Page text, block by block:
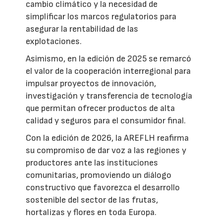
cambio climático y la necesidad de
simplificar los marcos regulatorios para
asegurar la rentabilidad de las
explotaciones.
Asimismo, en la edición de 2025 se remarcó
el valor de la cooperación interregional para
impulsar proyectos de innovación,
investigación y transferencia de tecnología
que permitan ofrecer productos de alta
calidad y seguros para el consumidor final.
Con la edición de 2026, la AREFLH reafirma
su compromiso de dar voz a las regiones y
productores ante las instituciones
comunitarias, promoviendo un diálogo
constructivo que favorezca el desarrollo
sostenible del sector de las frutas,
hortalizas y flores en toda Europa.